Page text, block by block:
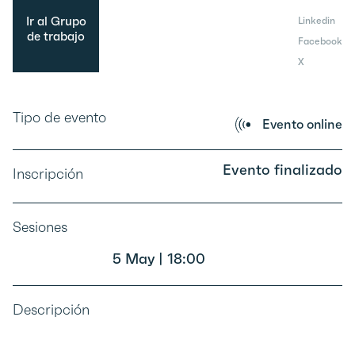
Ir al Grupo
de trabajo
Linkedin
Facebook
X
Tipo de evento Evento online
Inscripción Evento finalizado
Sesiones
5 May | 18:00
Descripción